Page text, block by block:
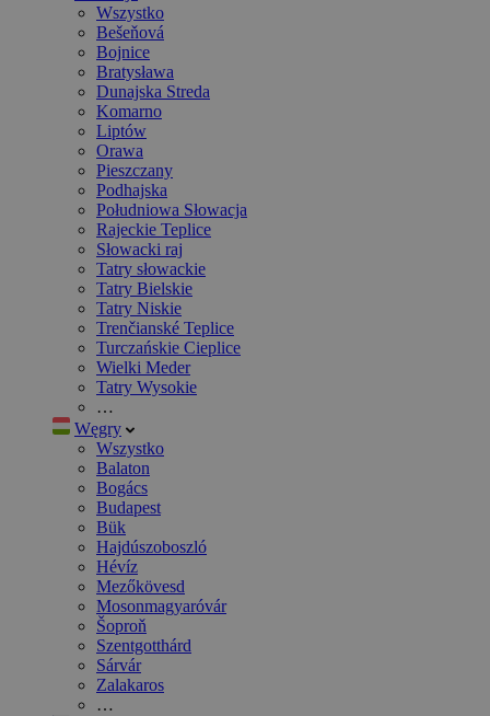
Wszystko
Bešeňová
Bojnice
Bratysława
Dunajska Streda
Komarno
Liptów
Orawa
Pieszczany
Podhajska
Południowa Słowacja
Rajeckie Teplice
Słowacki raj
Tatry słowackie
Tatry Bielskie
Tatry Niskie
Trenčianské Teplice
Turczańskie Cieplice
Wielki Meder
Tatry Wysokie
…
Węgry
Wszystko
Balaton
Bogács
Budapest
Bük
Hajdúszoboszló
Hévíz
Mezőkövesd
Mosonmagyaróvár
Šoproň
Szentgotthárd
Sárvár
Zalakaros
…